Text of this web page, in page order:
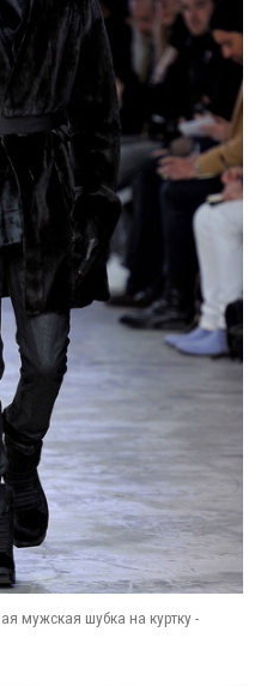
мужская шубка на куртку -